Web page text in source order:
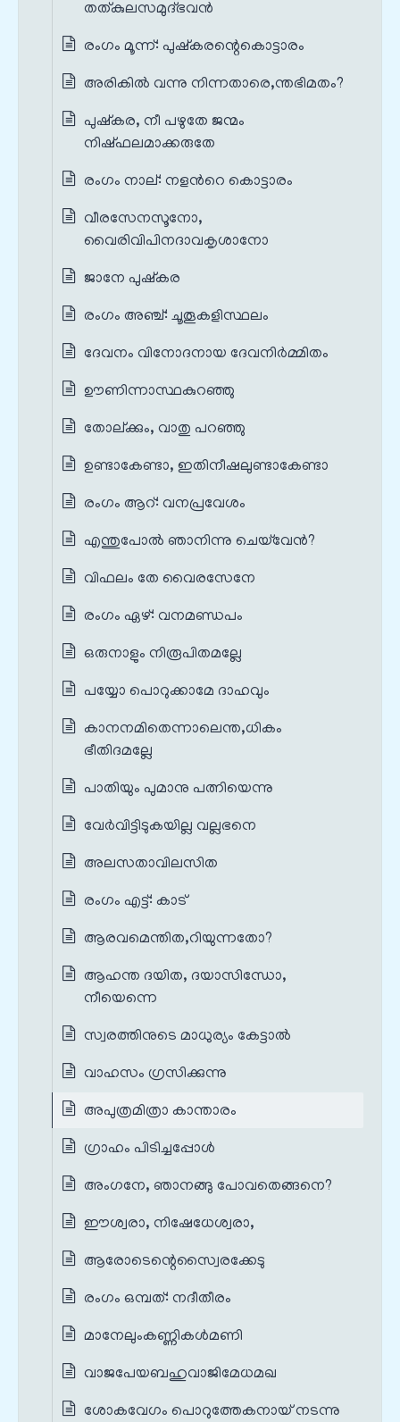
തത്കുലസമുദ്ഭവൻ
രംഗം മൂന്ന്‌: പുഷ്കരന്റെകൊട്ടാരം
അരികിൽ വന്നു നിന്നതാരെ,ന്തഭിമതം?
പുഷ്കര, നീ പഴുതേ ജന്മം
നിഷ്ഫലമാക്കരുതേ
രംഗം നാല്‌: നളന്‍റെ കൊട്ടാരം
വീരസേനസൂനോ,
വൈരിവിപിനദാവകൃശാനോ
ജാനേ പുഷ്കര
രംഗം അഞ്ച്‌: ചൂതൂകളിസ്ഥലം
ദേവനം വിനോദനായ ദേവനിർമ്മിതം
ഊണിന്നാസ്ഥകുറഞ്ഞു
തോല്ക്കും, വാതു പറഞ്ഞു
ഉണ്ടാകേണ്ടാ, ഇതിനീഷലുണ്ടാകേണ്ടാ
രംഗം ആറ്‌: വനപ്രവേശം
എന്തുപോൽ ഞാനിന്നു ചെയ്‌വേൻ?
വിഫലം തേ വൈരസേനേ
രംഗം ഏഴ്‌: വനമണ്ഡപം
ഒരുനാളും നിരൂപിതമല്ലേ
പയ്യോ പൊറുക്കാമേ ദാഹവും
കാനനമിതെന്നാലെന്ത,ധികം
ഭീതിദമല്ലേ
പാതിയും പുമാനു പത്നിയെന്നു
വേർവിട്ടിടുകയില്ല വല്ലഭനെ
അലസതാവിലസിത
രംഗം എട്ട്‌: കാട്‌
ആരവമെന്തിത,റിയുന്നതോ?
ആഹന്ത ദയിത, ദയാസിന്ധോ,
നീയെന്നെ
സ്വരത്തിനുടെ മാധുര്യം കേട്ടാല്‍
വാഹസം ഗ്രസിക്കുന്നു
അപുത്രമിത്രാ കാന്താരം
ഗ്രാഹം പിടിച്ചപ്പോൾ
അംഗനേ, ഞാനങ്ങു പോവതെങ്ങനെ?
ഈശ്വരാ, നിഷേധേശ്വരാ,
ആരോടെന്റെസ്വൈരക്കേടു
രംഗം ഒമ്പത്: നദീതീരം
മാനേലുംകണ്ണികൾമണി
വാജപേയബഹുവാജിമേധമഖ
ശോകവേഗം പൊറുത്തേകനായ്‌ നടന്നു